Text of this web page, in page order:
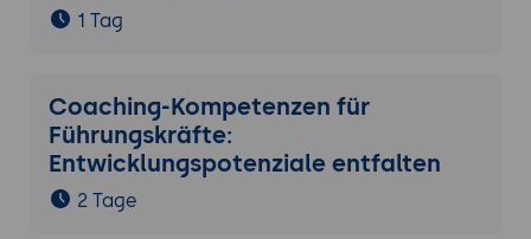
1 Tag
Coaching-Kompetenzen für
Führungskräfte:
Entwicklungspotenziale entfalten
2 Tage